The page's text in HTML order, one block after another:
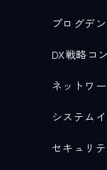
プログデ
DX戦略コ
ネットワ
システム
セキュリテ